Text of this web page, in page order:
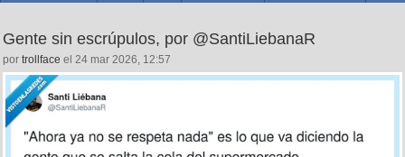
Gente sin escrúpulos, por @SantiLiebanaR
por trollface el 24 mar 2026, 12:57